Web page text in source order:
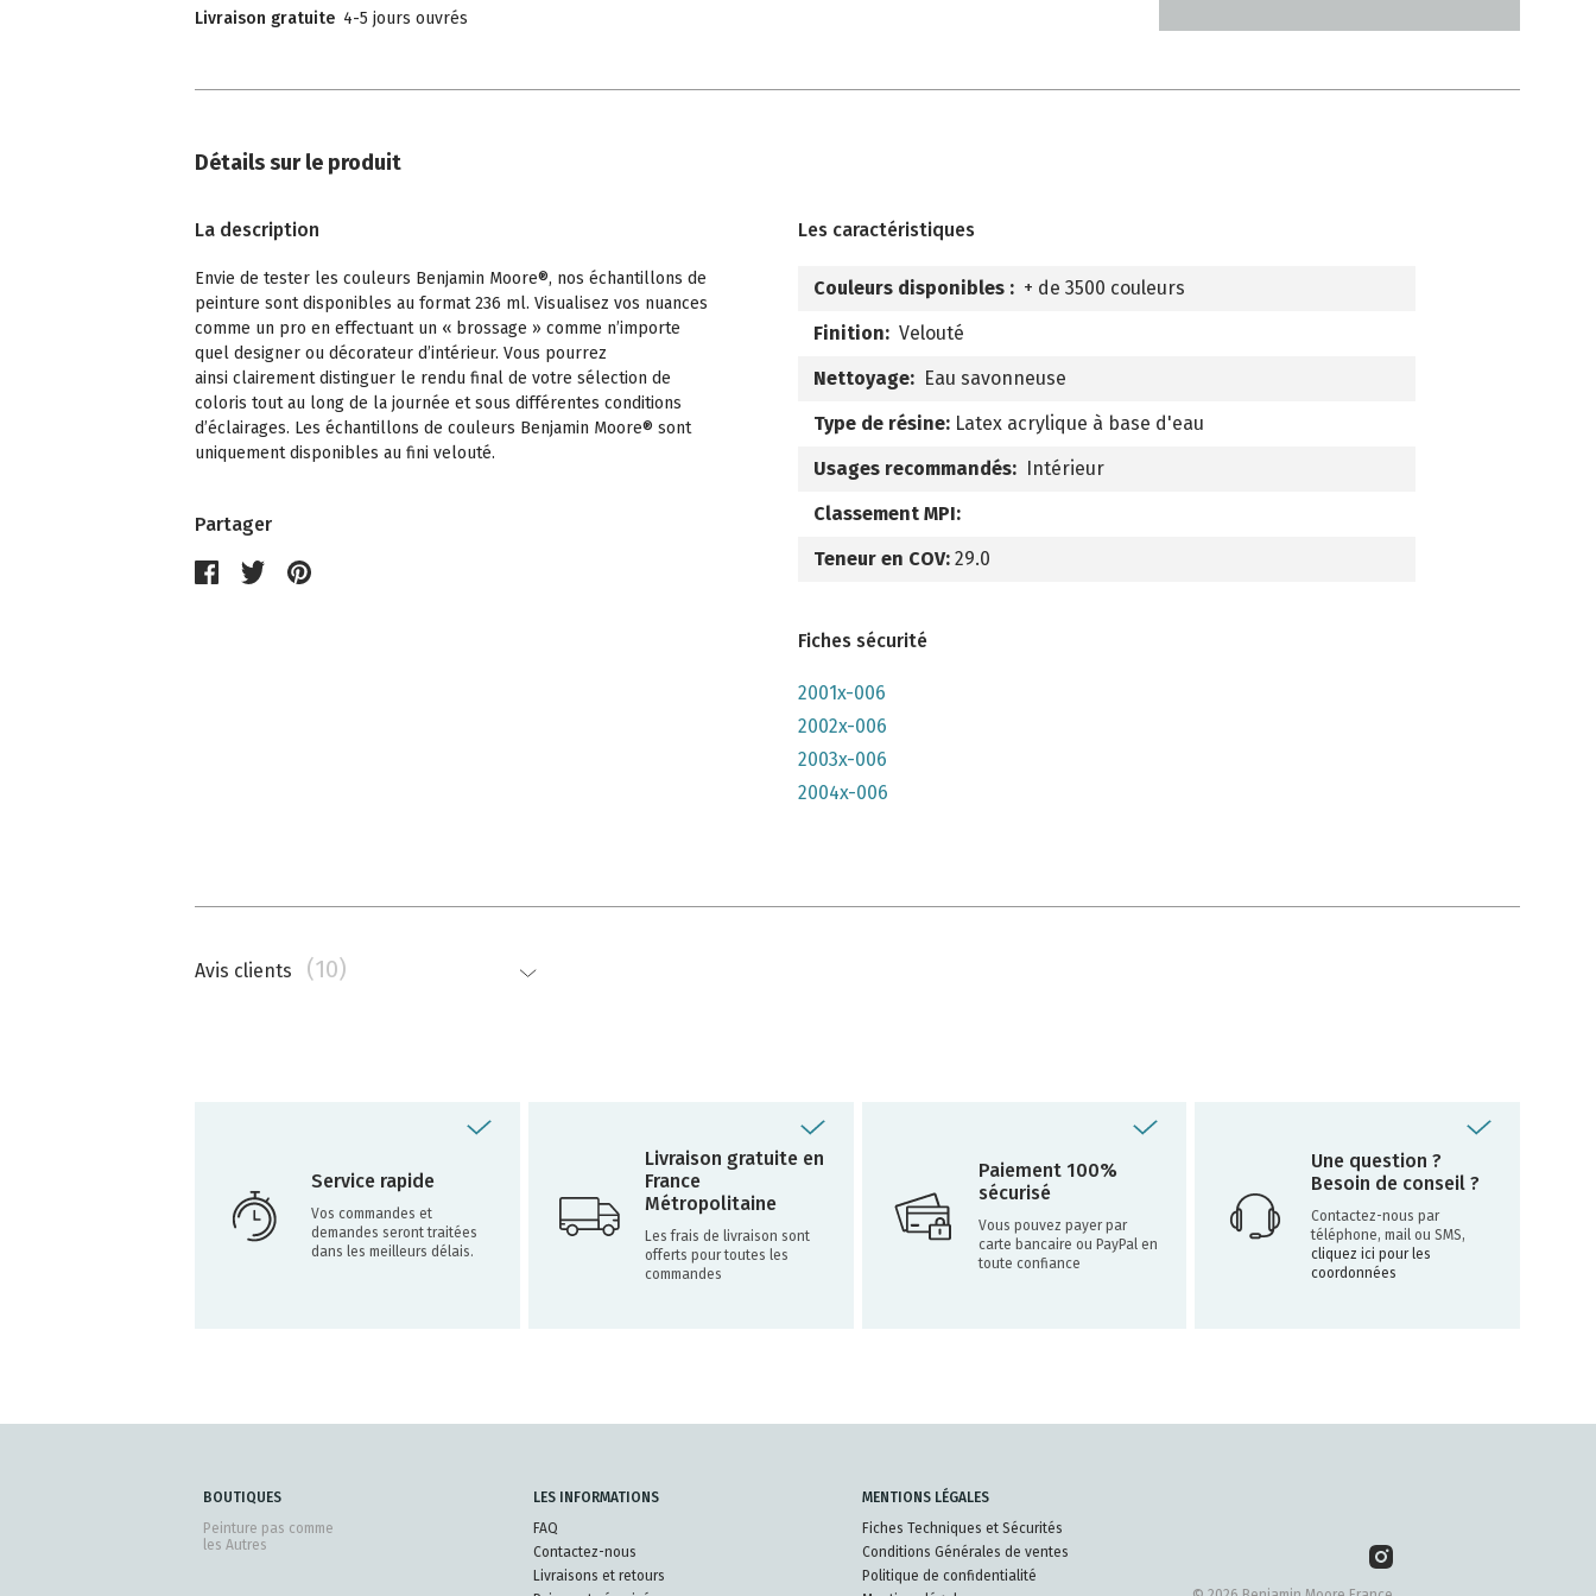
Livraison gratuite 4-5 jours ouvrés
Détails sur le produit
La description
Envie de tester les couleurs Benjamin Moore®, nos échantillons de
peinture sont disponibles au format 236 ml. Visualisez vos nuances
comme un pro en effectuant un « brossage » comme n’importe
quel designer ou décorateur d’intérieur. Vous pourrez
ainsi clairement distinguer le rendu final de votre sélection de
coloris tout au long de la journée et sous différentes conditions
d’éclairages. Les échantillons de couleurs Benjamin Moore® sont
uniquement disponibles au fini velouté.
Partager
Les caractéristiques
Couleurs disponibles : + de 3500 couleurs
Finition: Velouté
Nettoyage: Eau savonneuse
Type de résine: Latex acrylique à base d'eau
Usages recommandés: Intérieur
Classement MPI:
Teneur en COV: 29.0
Fiches sécurité
2001x-006
2002x-006
2003x-006
2004x-006
Avis clients (10)
Nathalie Memmi
Service rapide
Vos commandes et
demandes seront traitées
dans les meilleurs délais.
Livraison gratuite en
France
Métropolitaine
Les frais de livraison sont
offerts pour toutes les
commandes
Paiement 100%
sécurisé
Vous pouvez payer par
carte bancaire ou PayPal en
toute confiance
Une question ?
Besoin de conseil ?
Contactez-nous par
téléphone, mail ou SMS,
cliquez ici pour les
coordonnées
BOUTIQUES
Peinture pas comme
les Autres
LES INFORMATIONS
FAQ
Contactez-nous
Livraisons et retours
MENTIONS LÉGALES
Fiches Techniques et Sécurités
Conditions Générales de ventes
Politique de confidentialité